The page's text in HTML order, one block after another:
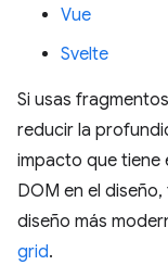
Vue
Svelte
Si usas
reducir la
impacto que tiene
DOM en el
diseño más
grid.